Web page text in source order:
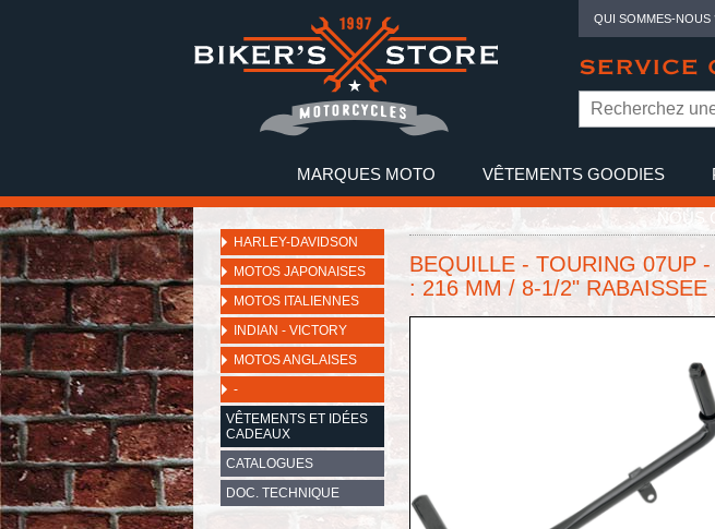
QUI SOMMES-NOUS
MARQUES MOTO VÊTEMENTS GOODIES
NOUS
HARLEY-DAVIDSON
MOTOS JAPONAISES
MOTOS ITALIENNES
INDIAN - VICTORY
MOTOS ANGLAISES
-
VÊTEMENTS ET IDÉES
CADEAUX
CATALOGUES
DOC. TECHNIQUE
BEQUILLE - TOURING 07UP
: 216 MM / 8-1/2" RABAISSEE